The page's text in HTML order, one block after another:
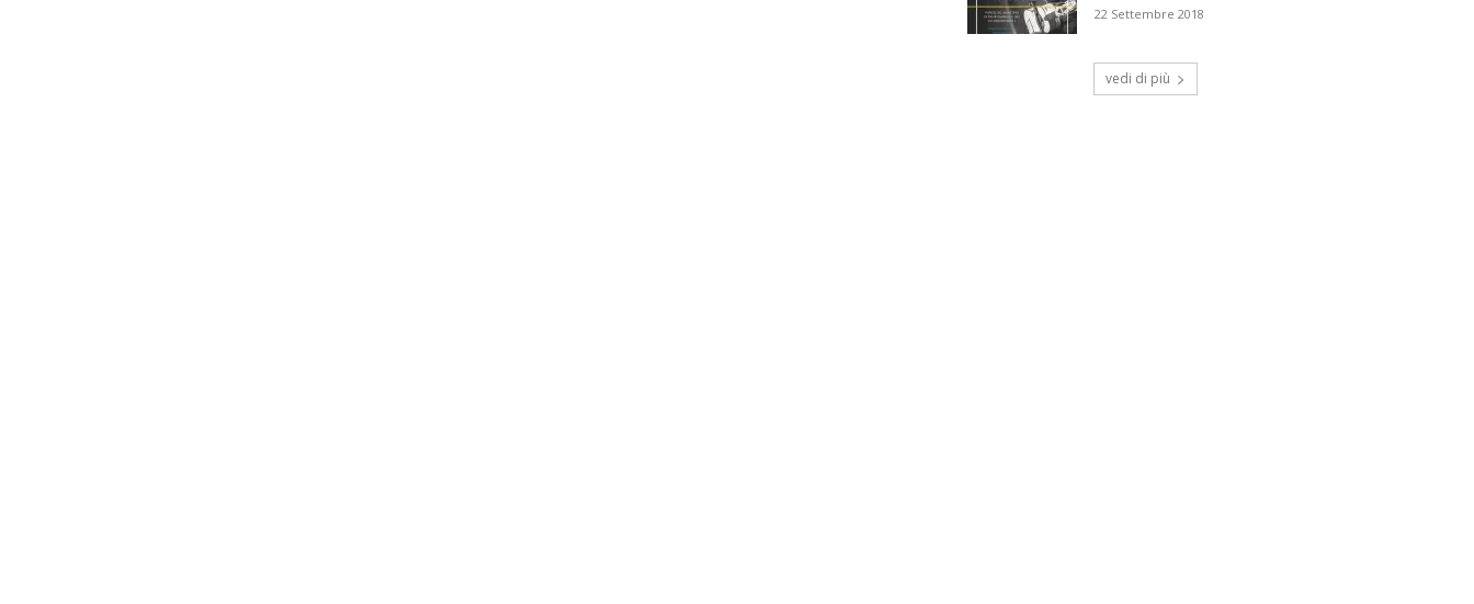
22 Settembre 2018
vedi di più